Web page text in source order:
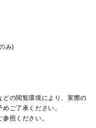
み)
の閲覧環境により、実際の
ご了承ください。
照ください。